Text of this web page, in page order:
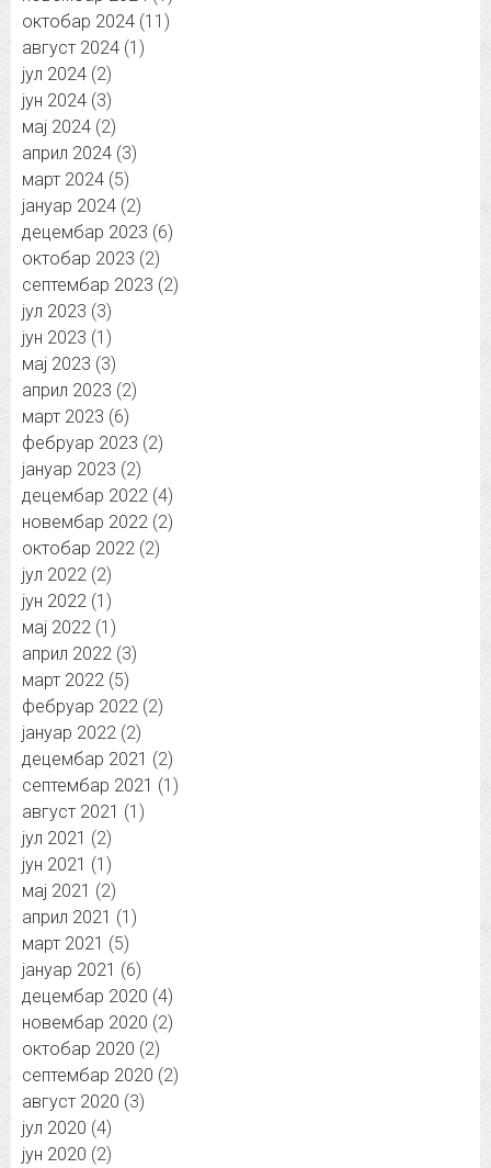
октобар 2024 (11)
август 2024 (1)
јул 2024 (2)
јун 2024 (3)
мај 2024 (2)
април 2024 (3)
март 2024 (5)
јануар 2024 (2)
децембар 2023 (6)
октобар 2023 (2)
септембар 2023 (2)
јул 2023 (3)
јун 2023 (1)
мај 2023 (3)
април 2023 (2)
март 2023 (6)
фебруар 2023 (2)
јануар 2023 (2)
децембар 2022 (4)
новембар 2022 (2)
октобар 2022 (2)
јул 2022 (2)
јун 2022 (1)
мај 2022 (1)
април 2022 (3)
март 2022 (5)
фебруар 2022 (2)
јануар 2022 (2)
децембар 2021 (2)
септембар 2021 (1)
август 2021 (1)
јул 2021 (2)
јун 2021 (1)
мај 2021 (2)
април 2021 (1)
март 2021 (5)
јануар 2021 (6)
децембар 2020 (4)
новембар 2020 (2)
октобар 2020 (2)
септембар 2020 (2)
август 2020 (3)
јул 2020 (4)
јун 2020 (2)